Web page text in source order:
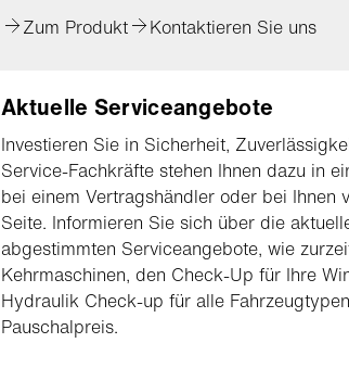
Zum Produkt Kontaktieren Sie uns
Aktuelle Serviceangebote
Investieren Sie in Sicherheit,
Service-Fachkräfte stehen Ihnen dazu in
bei einem Vertragshändler oder bei Ihnen
Seite. Informieren Sie sich über die
abgestimmten Serviceangebote, wie
Kehrmaschinen, den Check-Up für Ihre
Hydraulik Check-up für alle
Pauschalpreis.